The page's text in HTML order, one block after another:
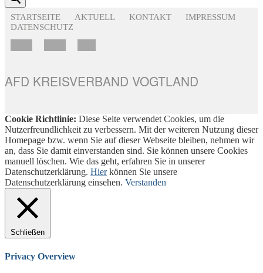
STARTSEITE AKTUELL KONTAKT
IMPRESSUM
DATENSCHUTZ
AFD KREISVERBAND VOGTLAND
Cookie Richtlinie: Diese Seite verwendet Cookies, um die
Nutzerfreundlichkeit zu verbessern. Mit der weiteren Nutzung dieser
Homepage bzw. wenn Sie auf dieser Webseite bleiben, nehmen wir
an, dass Sie damit einverstanden sind. Sie können unsere Cookies
manuell löschen. Wie das geht, erfahren Sie in unserer
Datenschutzerklärung. Hierkönnen Sie unsere
Datenschutzerklärung einsehen. Verstanden
Schließen
Privacy Overview